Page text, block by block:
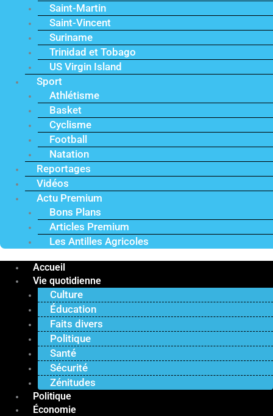
Saint-Martin
Saint-Vincent
Suriname
Trinidad et Tobago
US Virgin Island
Sport
Athlétisme
Basket
Cyclisme
Football
Natation
Reportages
Vidéos
Actu Premium
Bons Plans
Articles Premium
Les Antilles Agricoles
Accueil
Vie quotidienne
Culture
Éducation
Faits divers
Politique
Santé
Sécurité
Zénitudes
Politique
Économie